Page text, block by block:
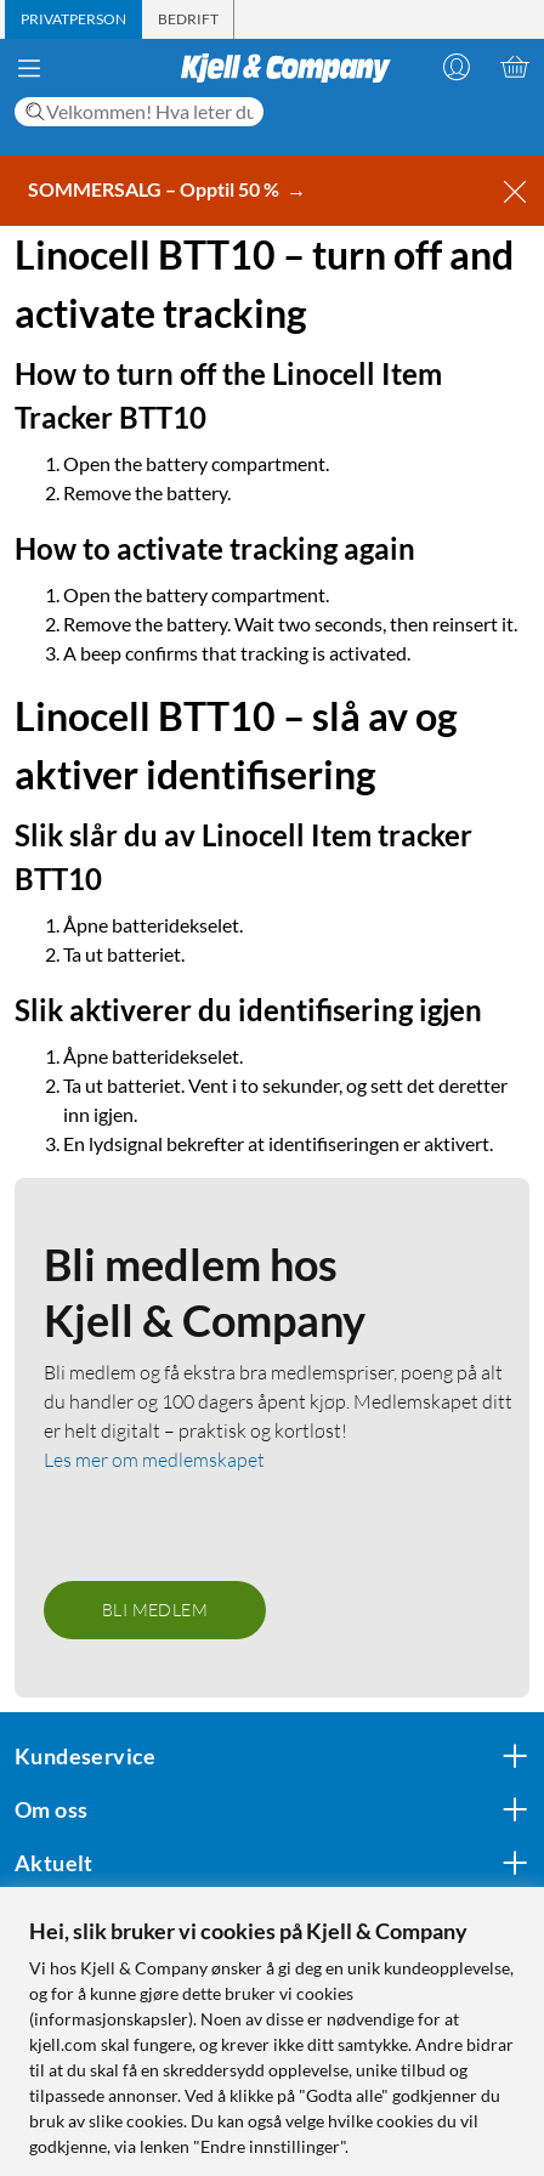
PRIVATPERSON BEDRIFT
SOMMERSALG – Opptil 50 % →
Linocell BTT10 – turn off and
activate tracking
How to turn off the Linocell Item
Tracker BTT10
Open the battery compartment.
Remove the battery.
How to activate tracking again
Open the battery compartment.
Remove the battery. Wait two seconds, then reinsert it.
A beep confirms that tracking is activated.
Linocell BTT10 – slå av og
aktiver identifisering
Slik slår du av Linocell Item tracker
BTT10
Åpne batteridekselet.
Ta ut batteriet.
Slik aktiverer du identifisering igjen
Åpne batteridekselet.
Ta ut batteriet. Vent i to sekunder, og sett det deretter
inn igjen.
En lydsignal bekrefter at identifiseringen er aktivert.
Bli medlem hos
Kjell & Company
Bli medlem og få ekstra bra medlemspriser, poeng på alt
du handler og 100 dagers åpent kjøp. Medlemskapet ditt
er helt digitalt – praktisk og kortløst!
Les mer om medlemskapet
BLI MEDLEM
Kundeservice
Om oss
Aktuelt
Følg oss
Handle fra:
Sverige
Norge
Hei, slik bruker vi cookies på Kjell & Company
Vi hos Kjell & Company ønsker å gi deg en unik kundeopplevelse,
og for å kunne gjøre dette bruker vi cookies
(informasjonskapsler). Noen av disse er nødvendige for at
kjell.com skal fungere, og krever ikke ditt samtykke. Andre bidrar
til at du skal få en skreddersydd opplevelse, unike tilbud og
tilpassede annonser. Ved å klikke på "Godta alle" godkjenner du
bruk av slike cookies. Du kan også velge hvilke cookies du vil
godkjenne, via lenken "Endre innstillinger".